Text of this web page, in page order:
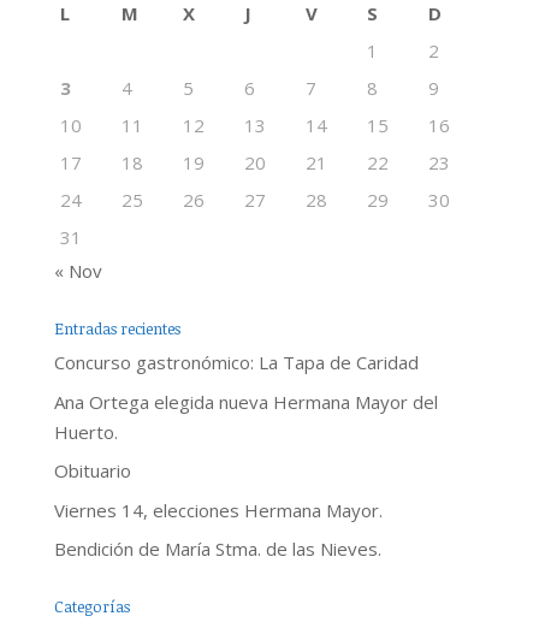
L M X J V S
D
1
2
3
4 5 6 7 8
9
10
11 12 13 14 15
16
17
18 19 20 21 22
23
24
25 26 27 28 29
30
31
« Nov
Entradas recientes
Concurso gastronómico: La Tapa de Caridad
Ana Ortega elegida nueva Hermana Mayor del
Huerto.
Obituario
Viernes 14, elecciones Hermana Mayor.
Bendición de María Stma. de las Nieves.
Categorías